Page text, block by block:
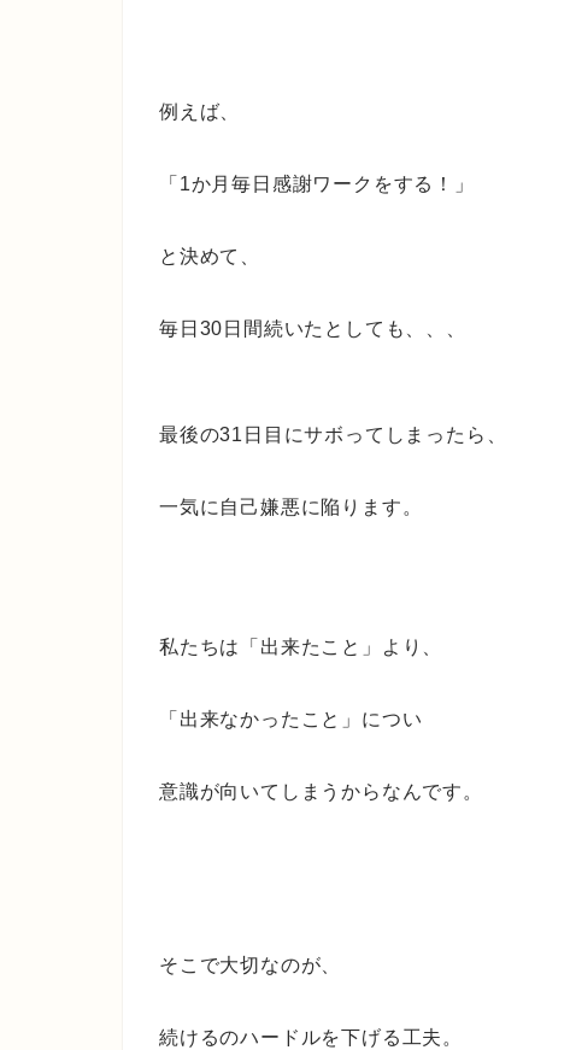
例えば、
「1か月毎日感謝ワークをする！」
と決めて、
毎日30日間続いたとしても、、、
最後の31日目にサボってしまったら、
一気に自己嫌悪に陥ります。
私たちは「出来たこと」より、
「出来なかったこと」につい
意識が向いてしまうからなんです。
そこで大切なのが、
続けるのハードルを下げる工夫。